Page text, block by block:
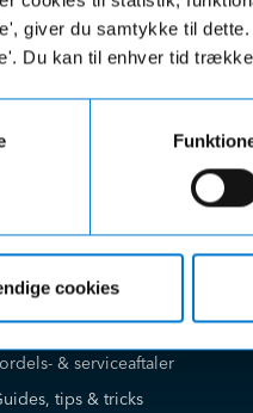
giver du samtykke til
Du kan til enhver tid
cookies
afdelinger uanset beløbet på
klogere på
biler
biler
& serviceaftaler
tips & tricks